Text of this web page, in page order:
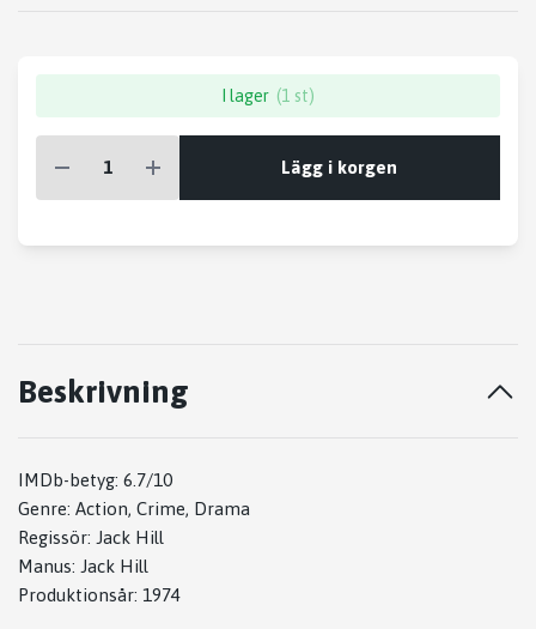
I lager (1 st)
Lägg i korgen
Beskrivning
IMDb-betyg: 6.7/10
Genre: Action, Crime, Drama
Regissör: Jack Hill
Manus: Jack Hill
Produktionsår: 1974